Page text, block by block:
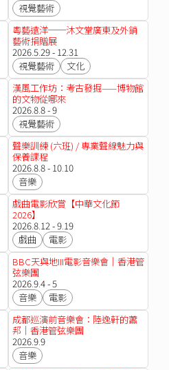
視覺藝術
粵藝遠洋──沐文堂廣東及外銷
藝術捐贈展
2026.5.29 - 12.31
視覺藝術
文化
漢風工作坊：考古發掘——博物館
的文物從哪來
2026.8.8 - 9
視覺藝術
聲樂訓練 (六班) / 専業聲線魅力與
保養課程
2026.8.8 - 10.10
音樂
戲曲電影欣賞【中華文化節
2026】
2026.8.12 - 9.19
戲曲
電影
BBC天與地III電影音樂會｜香港管
弦樂團
2026.9.4 - 5
音樂
電影
成都巡演前音樂會：陸逸軒的蕭
邦｜香港管弦樂團
2026.9.9
音樂